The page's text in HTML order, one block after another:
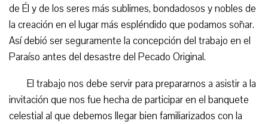
de Él y de los seres más sublimes, bondadosos y nobles de
la creación en el lugar más espléndido que podamos soñar.
Así debió ser seguramente la concepción del trabajo en el
Paraíso antes del desastre del Pecado Original.
El trabajo nos debe servir para prepararnos a asistir a la
invitación que nos fue hecha de participar en el banquete
celestial al que debemos llegar bien familiarizados con la